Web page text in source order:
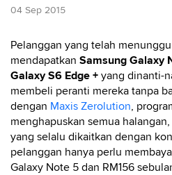
04 Sep 2015
Pelanggan yang telah
mendapatkan Samsung Galaxy
Galaxy S6 Edge + yang dinanti-
membeli peranti mereka tanpa
dengan Maxis Zerolution,
menghapuskan semua
yang selalu dikaitkan dengan
pelanggan hanya perlu
Galaxy Note 5 dan RM156